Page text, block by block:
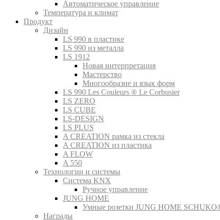
Автоматическое управление
Температура и климат
Продукт
Дизайн
LS 990 в пластике
LS 990 из металла
LS 1912
Новая интерпретация
Мастерство
Многообразие и язык форм
LS 990 Les Couleurs ® Le Corbusier
LS ZERO
LS CUBE
LS-DESIGN
LS PLUS
A CREATION рамка из стекла
A CREATION из пластика
A FLOW
A 550
Технологии и системы
Система KNX
Ручное управление
JUNG HOME
Умные розетки JUNG HOME
Награды